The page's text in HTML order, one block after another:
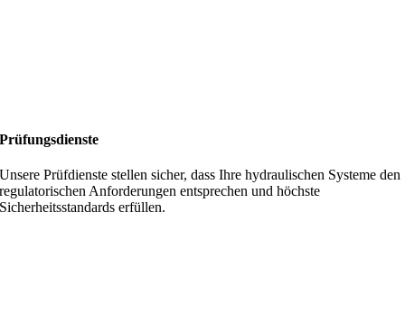
Prüfungsdienste
Unsere Prüfdienste stellen sicher, dass Ihre hydraulischen Systeme den
regulatorischen Anforderungen entsprechen und höchste
Sicherheitsstandards erfüllen.